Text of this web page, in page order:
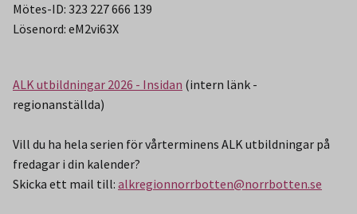
Mötes-ID: 323 227 666 139
Lösenord: eM2vi63X
ALK utbildningar 2026 - Insidan (intern länk -
regionanställda)
Vill du ha hela serien för vårterminens ALK utbildningar på
fredagar i din kalender?
Skicka ett mail till: alkregionnorrbotten@norrbotten.se